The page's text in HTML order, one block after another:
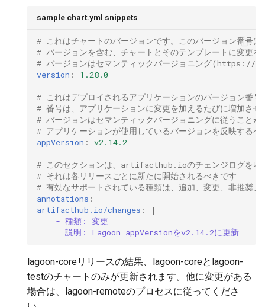
2.14.2
2.14.1
sample chart.yml snippets
# これはチャートのバージョンです。このバージョン番号は
# バージョンを含む、チャートとそのテンプレートに変更
# バージョンはセマンティックバージョニング(https://
version : 1.28.0
# これはデプロイされるアプリケーションのバージョン番号
# 番号は、アプリケーションに変更を加えるたびに増加させ
# バージョンはセマンティックバージョニングに従うことが
# アプリケーションが使用しているバージョンを反映するべ
appVersion : v2.14.2
# このセクションは、artifacthub.ioのチェンジログを収
# それは各リリースごとに新たに開始されるべきです
# 有効なサポートされている種類は、追加、変更、非推奨
annotations :
artifacthub.io/changes :
|
- 種類: 変更
説明: Lagoon appVersionをv2.14.2に更新
lagoon-coreリリースの結果、lagoon-coreとlagoon-
testのチャートのみが更新されます。他に変更がある
場合は、lagoon-remoteのプロセスに従ってくださ